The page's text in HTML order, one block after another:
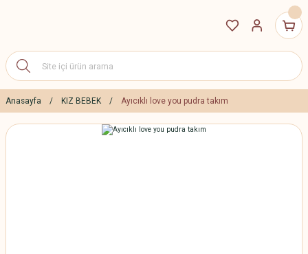
Anasayfa KIZ BEBEK Ayıcıklı love you pudra takım